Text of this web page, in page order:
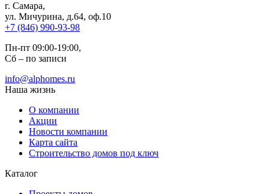
г. Самара,
ул. Мичурина, д.64, оф.10
+7 (846) 990-93-98
Пн-пт 09:00-19:00,
Сб – по записи
info@alphomes.ru
Наша жизнь
О компании
Акции
Новости компании
Карта сайта
Строительство домов под ключ
Каталог